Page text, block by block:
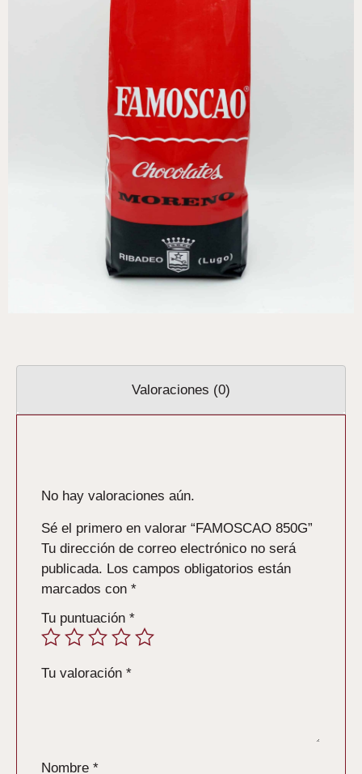
Valoraciones (0)
No hay valoraciones aún.
Sé el primero en valorar “FAMOSCAO 850G”
Tu dirección de correo electrónico no será
publicada. Los campos obligatorios están
marcados con *
Tu puntuación *
Tu valoración *
Nombre *